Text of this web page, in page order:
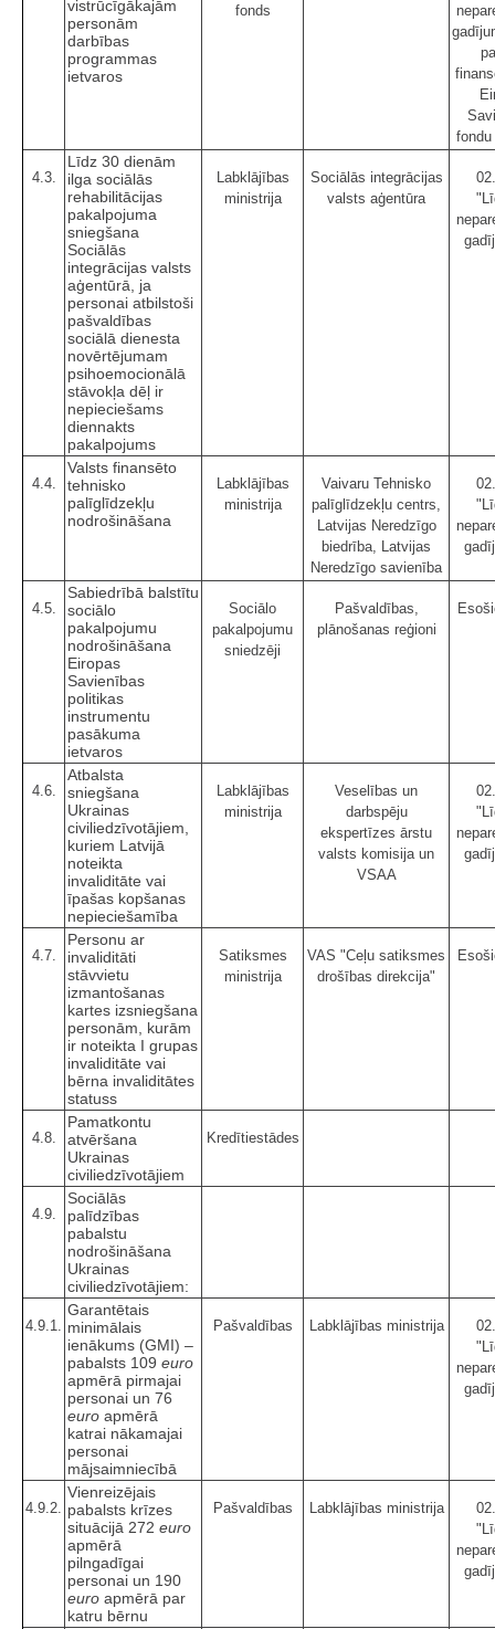
vistrūcīgākajām
personām
darbības
programmas
ietvaros
fonds
fondu
4.3.
Līdz 30 dienām
ilga sociālās
rehabilitācijas
pakalpojuma
sniegšana
Sociālās
integrācijas valsts
aģentūrā, ja
personai atbilstoši
pašvaldības
sociālā dienesta
novērtējumam
psihoemocionālā
stāvokļa dēļ ir
nepieciešams
diennakts
pakalpojums
Labklājības
ministrija
Sociālās integrācijas
valsts aģentūra
4.4.
Valsts finansēto
tehnisko
palīglīdzekļu
nodrošināšana
Labklājības
ministrija
Vaivaru Tehnisko
palīglīdzekļu centrs,
Latvijas Neredzīgo
biedrība, Latvijas
Neredzīgo savienība
4.5.
Sabiedrībā balstītu
sociālo
pakalpojumu
nodrošināšana
Eiropas
Savienības
politikas
instrumentu
pasākuma
ietvaros
Sociālo
pakalpojumu
sniedzēji
Pašvaldības,
plānošanas reģioni
4.6.
Atbalsta
sniegšana
Ukrainas
civiliedzīvotājiem,
kuriem Latvijā
noteikta
invaliditāte vai
īpašas kopšanas
nepieciešamība
Labklājības
ministrija
Veselības un
darbspēju
ekspertīzes ārstu
valsts komisija un
VSAA
4.7.
Personu ar
invaliditāti
stāvvietu
izmantošanas
kartes izsniegšana
personām, kurām
ir noteikta I grupas
invaliditāte vai
bērna invaliditātes
statuss
Satiksmes
ministrija
VAS "Ceļu satiksmes
drošības direkcija"
4.8.
Pamatkontu
atvēršana
Ukrainas
civiliedzīvotājiem
Kredītiestādes
4.9.
Sociālās
palīdzības
pabalstu
nodrošināšana
Ukrainas
civiliedzīvotājiem:
4.9.1.
Garantētais
minimālais
ienākums (GMI) –
pabalsts 109 euro
apmērā pirmajai
personai un 76
euro apmērā
katrai nākamajai
personai
mājsaimniecībā
Pašvaldības Labklājības ministrija
4.9.2.
Vienreizējais
pabalsts krīzes
situācijā 272 euro
apmērā
pilngadīgai
personai un 190
euro apmērā par
katru bērnu
Pašvaldības Labklājības ministrija